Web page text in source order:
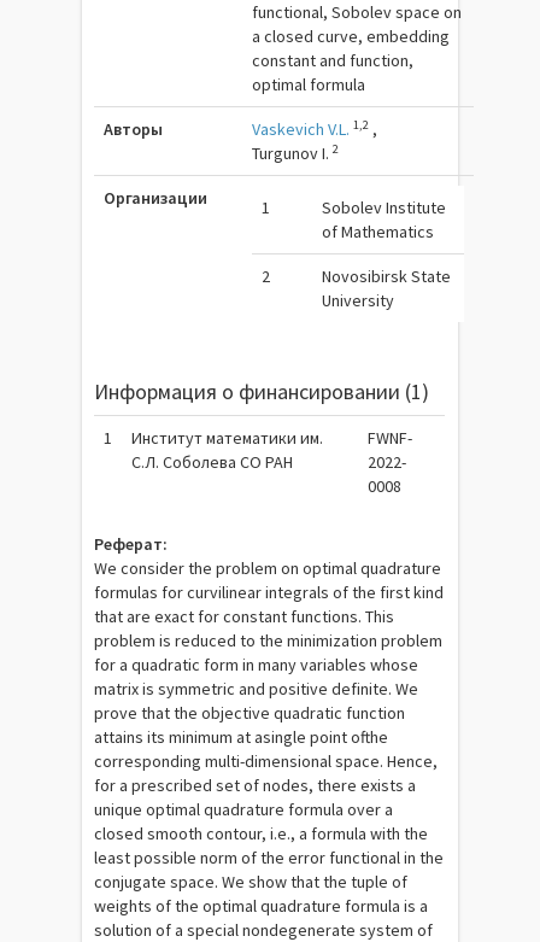
functional, Sobolev space on
a closed curve, embedding
constant and function,
optimal formula
Авторы Vaskevich V.L. 1,2 ,
Turgunov I.2
Организации 1
Sobolev Institute
of Mathematics
2
Novosibirsk State
University
Информация о финансировании (1)
1
Институт математики им.
С.Л. Соболева СО РАН
FWNF-
2022-
0008
Реферат:
We consider the problem on optimal quadrature
formulas for curvilinear integrals of the first kind
that are exact for constant functions. This
problem is reduced to the minimization problem
for a quadratic form in many variables whose
matrix is symmetric and positive definite. We
prove that the objective quadratic function
attains its minimum at asingle point ofthe
corresponding multi-dimensional space. Hence,
for a prescribed set of nodes, there exists a
unique optimal quadrature formula over a
closed smooth contour, i.e., a formula with the
least possible norm of the error functional in the
conjugate space. We show that the tuple of
weights of the optimal quadrature formula is a
solution of a special nondegenerate system of